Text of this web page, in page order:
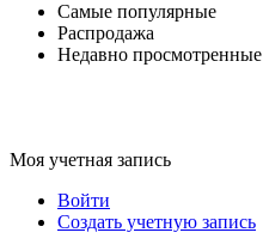
Самые популярные
Распродажа
Недавно просмотренные
Моя учетная запись
Войти
Создать учетную запись